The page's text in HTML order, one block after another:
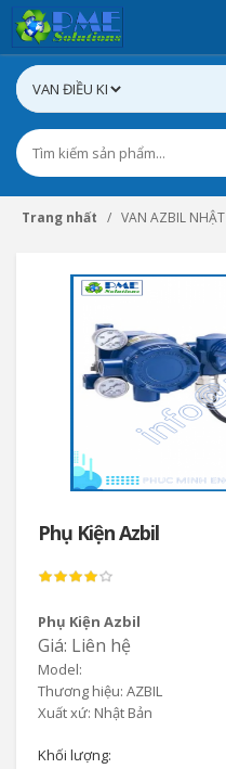
Trang nhất VAN AZBIL NHẬT
Phụ Kiện Azbil
Phụ Kiện Azbil
Giá: Liên hệ
Model:
Thương hiệu: AZBIL
Xuất xứ: Nhật Bản
Khối lượng: